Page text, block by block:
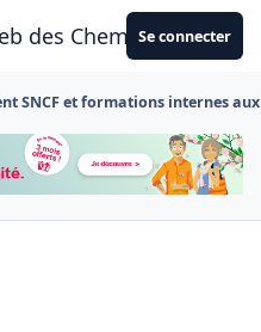
des CheminotsSe connecter
SNCF et formations internes